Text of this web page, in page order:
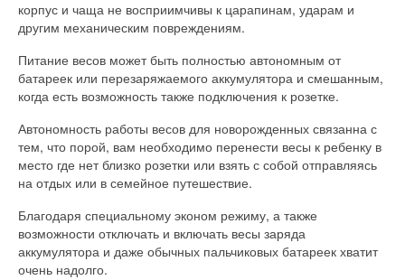
корпус и чаща не восприимчивы к царапинам, ударам и
другим механическим повреждениям.
Питание весов может быть полностью автономным от
батареек или перезаряжаемого аккумулятора и смешанным,
когда есть возможность также подключения к розетке.
Автономность работы весов для новорожденных связанна с
тем, что порой, вам необходимо перенести весы к ребенку в
место где нет близко розетки или взять с собой отправляясь
на отдых или в семейное путешествие.
Благодаря специальному эконом режиму, а также
возможности отключать и включать весы заряда
аккумулятора и даже обычных пальчиковых батареек хватит
очень надолго.